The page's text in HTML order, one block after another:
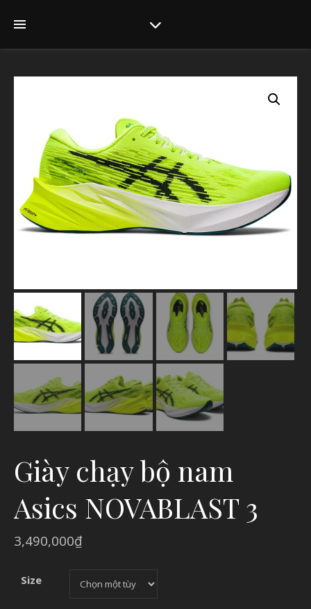
Giày chạy bộ nam
Asics NOVABLAST 3
3,490,000₫
Size